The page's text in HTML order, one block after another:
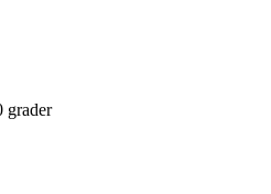
grader